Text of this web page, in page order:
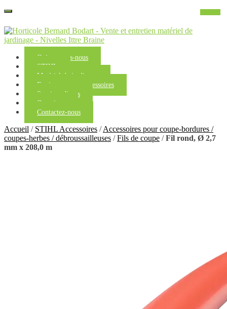
Qui sommes-nous
STIHL
Matériel de jardinage
Equipements et accessoires
Services divers
Occasions
Contactez-nous
Accueil / STIHL Accessoires /Accessoires pour coupe-bordures /
coupes-herbes / débroussailleuses /Fils de coupe /Fil rond, Ø 2,7
mm x 208,0 m